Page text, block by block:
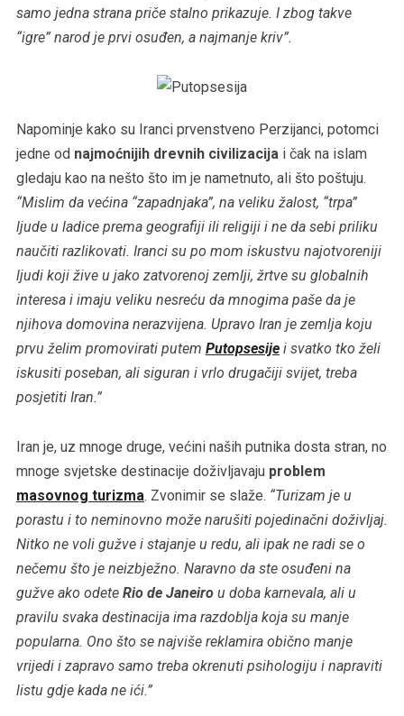
samo jedna strana priče stalno prikazuje. I zbog takve
“igre” narod je prvi osuđen, a najmanje kriv”.
Napominje kako su Iranci prvenstveno Perzijanci, potomci
jedne od najmoćnijih drevnih civilizacija i čak na islam
gledaju kao na nešto što im je nametnuto, ali što poštuju.
“Mislim da većina “zapadnjaka”, na veliku žalost, “trpa”
ljude u ladice prema geografiji ili religiji i ne da sebi priliku
naučiti razlikovati. Iranci su po mom iskustvu najotvoreniji
ljudi koji žive u jako zatvorenoj zemlji, žrtve su globalnih
interesa i imaju veliku nesreću da mnogima paše da je
njihova domovina nerazvijena. Upravo Iran je zemlja koju
prvu želim promovirati putem Putopsesijei svatko tko želi
iskusiti poseban, ali siguran i vrlo drugačiji svijet, treba
posjetiti Iran.”
Iran je, uz mnoge druge, većini naših putnika dosta stran, no
mnoge svjetske destinacije doživljavaju problem
masovnog turizma. Zvonimir se slaže. “Turizam je u
porastu i to neminovno može narušiti pojedinačni doživljaj.
Nitko ne voli gužve i stajanje u redu, ali ipak ne radi se o
nečemu što je neizbježno. Naravno da ste osuđeni na
gužve ako odete Rio de Janeirou doba karnevala, ali u
pravilu svaka destinacija ima razdoblja koja su manje
popularna. Ono što se najviše reklamira obično manje
vrijedi i zapravo samo treba okrenuti psihologiju i napraviti
listu gdje kada ne ići.”